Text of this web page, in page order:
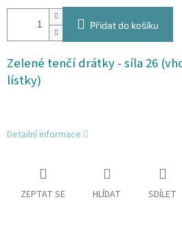
Přidat do košíku
Zelené tenčí drátky - síla 26
lístky)
Detailní informace
ZEPTAT SE HLÍDAT SDÍLET